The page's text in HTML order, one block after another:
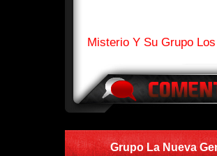
Misterio Y Su Grupo
Grupo La Nueva